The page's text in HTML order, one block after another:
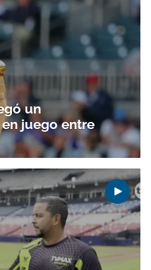
ACEPTAR
un
juego entre